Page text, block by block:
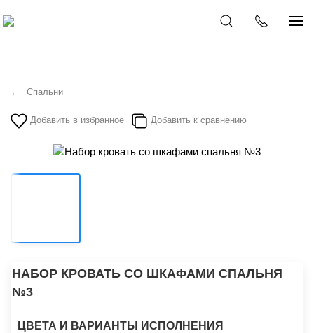
Спальни
Добавить в избранное Добавить к сравнению
НАБОР КРОВАТЬ СО ШКАФАМИ СПАЛЬНЯ
№3
ЦВЕТА И ВАРИАНТЫ ИСПОЛНЕНИЯ